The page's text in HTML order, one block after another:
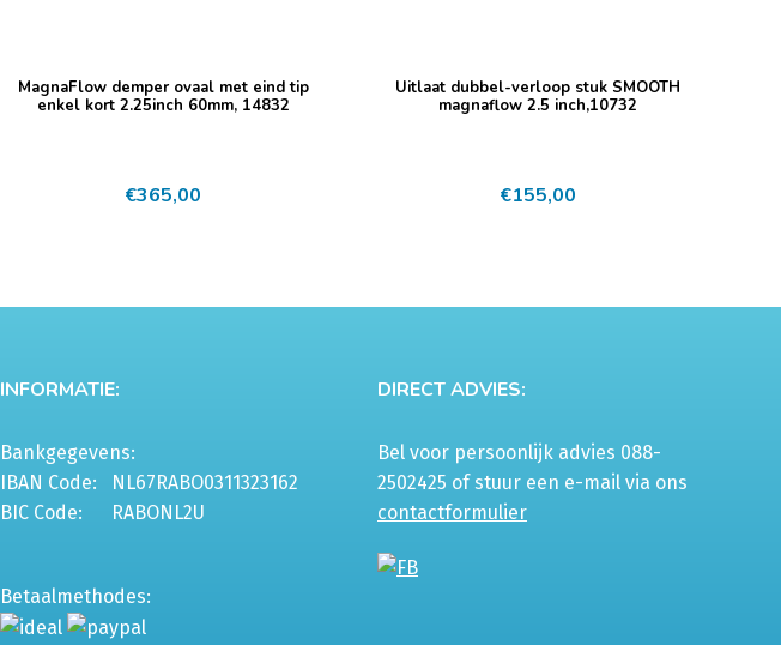
MagnaFlow demper ovaal met eind tip
enkel kort 2.25inch 60mm, 14832
€365,00
Uitlaat dubbel-verloop stuk SMOOTH
magnaflow 2.5 inch,10732
€155,00
INFORMATIE:
Bankgegevens:
IBAN Code:
NL67RABO0311323162
BIC Code:
RABONL2U
Betaalmethodes:
DIRECT ADVIES:
Bel voor persoonlijk advies 088-
2502425 of stuur een e-mail via ons
contactformulier